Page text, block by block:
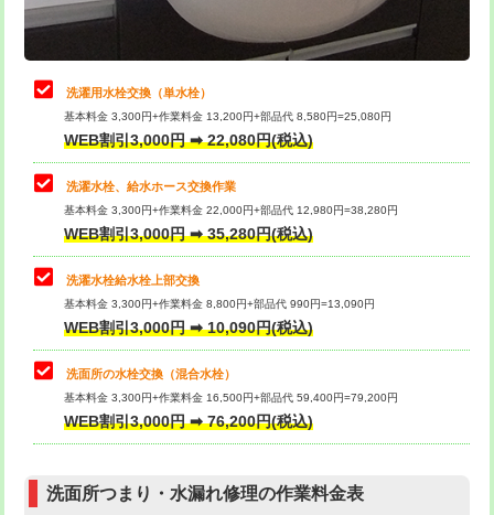
給水管工事※（ライニング鋼管・銅
管・ポリ管・HT管使用/3ｍまで)
44,000円
給水管工事※（ライニング鋼管・銅
管・ポリ管・HT管使用/3ｍ超え)
排水管工事（土の掘削・埋め戻し作
業）
排水管工事（排水管工事/3ｍまで） 55,000円
排水管工事（追加 排水管工事/3ｍ超
え）
マス交換（土の掘削・埋め戻し作業）
マス交換（深さ50㎝未満）
マス交換（深さ50㎝以上）
理・調整・分解・加工など（軽作業）
止水・漏水調査・防水処理・清掃・修
理・調整・分解・加工など（中作業）
22,000円
止水・漏水調査・防水処理・清掃・修
理・調整・分解・加工など（重作業）
33,000円
キッチンタンク脱着
その他部品の脱着
交換・取付（タンク）
交換・取付(単水栓（壁付・デッキ
式）)
交換・取付(混合水栓（壁付・デッキ
式・ワンホール）)
16,500円+材料費
（P/S/ポップアップ））
洗濯用水栓交換（単水栓）
基本料金 3,300円+作業料金 13,200円+部品代 8,580円=25,080円
WEB割引3,000円 ➡ 22,080円(税込)
洗濯水栓、給水ホース交換作業
基本料金 3,300円+作業料金 22,000円+部品代 12,980円=38,280円
WEB割引3,000円 ➡ 35,280円(税込)
洗濯水栓給水栓上部交換
基本料金 3,300円+作業料金 8,800円+部品代 990円=13,090円
WEB割引3,000円 ➡ 10,090円(税込)
洗面所の水栓交換（混合水栓）
基本料金 3,300円+作業料金 16,500円+部品代 59,400円=79,200円
WEB割引3,000円 ➡ 76,200円(税込)
洗面所つまり・水漏れ修理の作業料金表